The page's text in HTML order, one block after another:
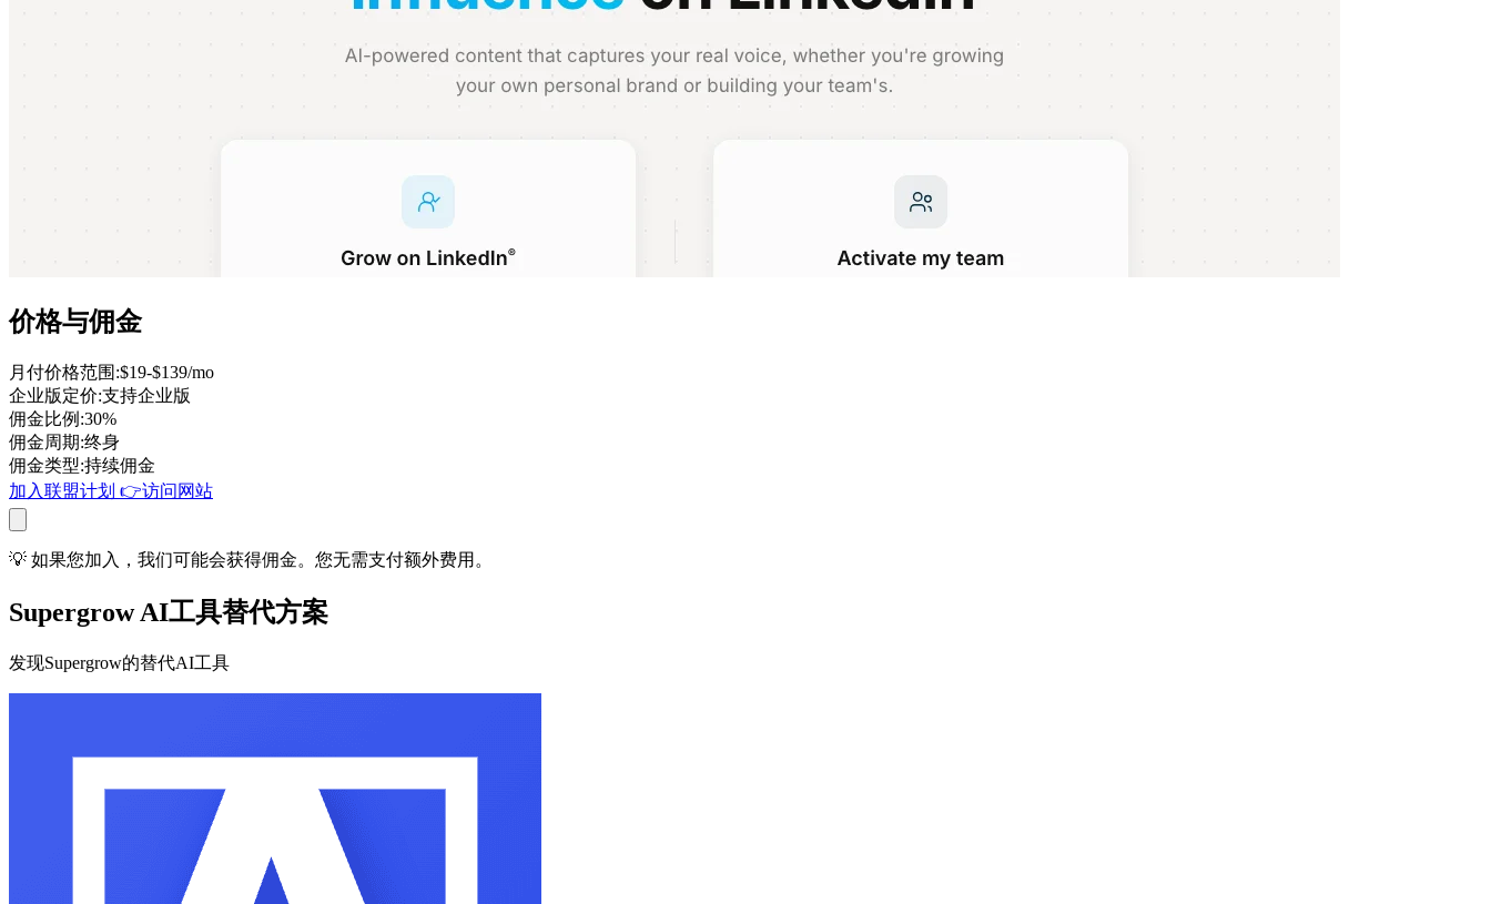
价格与佣金
月付价格范围 :$19-$139/mo
企业版定价:支持企业版
佣金比例 :30%
佣金周期:终身
佣金类型:持续佣金
加入联盟计划 👉访问网站
💡 如果您加入，我们可能会获得佣金。您无需支付额外费用。
Supergrow AI工具替代方案
发现Supergrow的替代AI工具